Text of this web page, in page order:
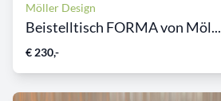
Möller Design
Beistelltisch FORMA von Möl...
€ 230,-